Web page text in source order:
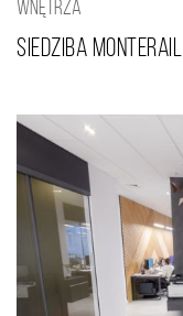
WNĘTRZA
Siedziba Monterail